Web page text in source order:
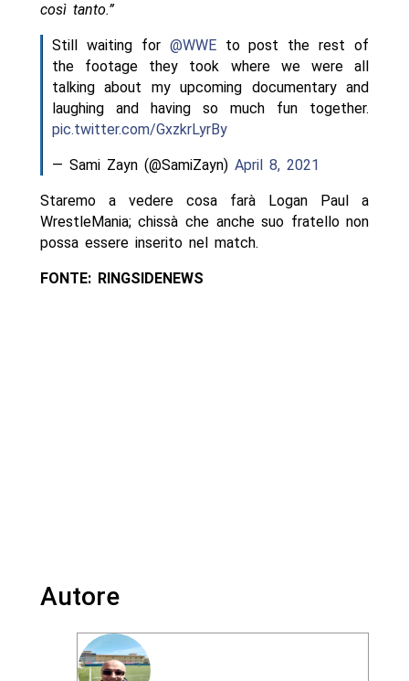
così tanto.”
Still waiting for @WWEto post the rest of
the footage they took where we were all
talking about my upcoming documentary and
laughing and having so much fun together.
pic.twitter.com/GxzkrLyrBy
— Sami Zayn (@SamiZayn) April 8, 2021
Staremo a vedere cosa farà Logan Paul a
WrestleMania; chissà che anche suo fratello non
possa essere inserito nel match.
FONTE: RINGSIDENEWS
Autore